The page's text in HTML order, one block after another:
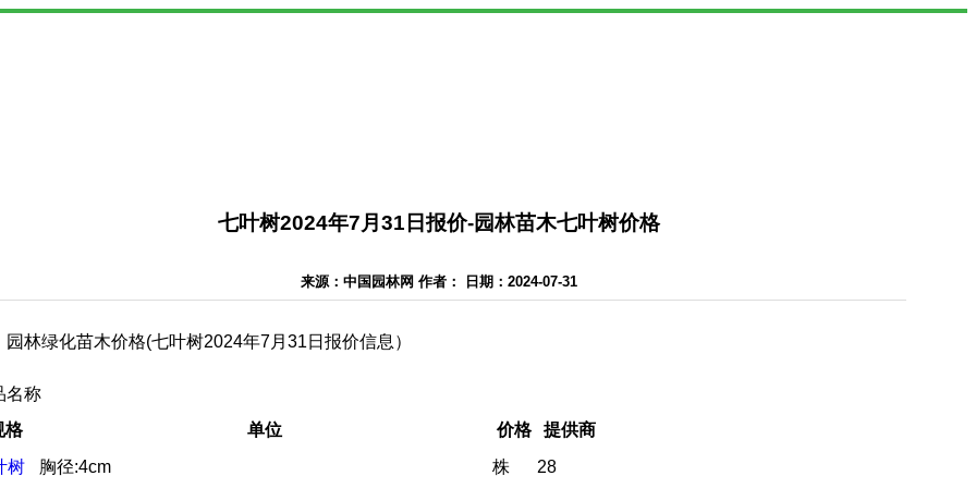
七叶树2024年7月31日报价-园林苗木七叶树价格
来源：中国园林网 作者： 日期：2024-07-31
园林绿化苗木价格(七叶树2024年7月31日报价信息）
名称
格
单位 价格
提供商
树
胸径:4cm 株 28